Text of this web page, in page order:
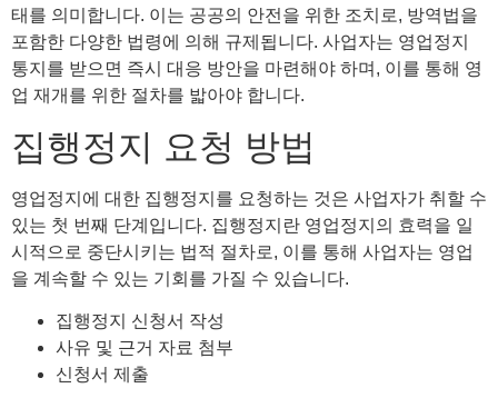
태를 의미합니다. 이는 공공의 안전을 위한 조치로, 방역법을
포함한 다양한 법령에 의해 규제됩니다. 사업자는 영업정지
통지를 받으면 즉시 대응 방안을 마련해야 하며, 이를 통해 영
업 재개를 위한 절차를 밟아야 합니다.
집행정지 요청 방법
영업정지에 대한 집행정지를 요청하는 것은 사업자가 취할 수
있는 첫 번째 단계입니다. 집행정지란 영업정지의 효력을 일
시적으로 중단시키는 법적 절차로, 이를 통해 사업자는 영업
을 계속할 수 있는 기회를 가질 수 있습니다.
집행정지 신청서 작성
사유 및 근거 자료 첨부
신청서 제출